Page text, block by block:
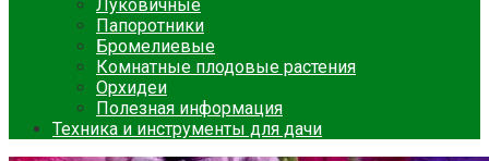
Луковичные
Папоротники
Бромелиевые
Комнатные плодовые растения
Орхидеи
Полезная информация
Техника и инструменты для дачи